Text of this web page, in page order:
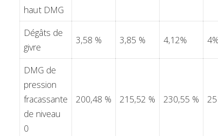
haut DMG
Dégâts de
givre
3,58 % 3,85 % 4,12%
DMG de
pression
fracassante
de niveau
0
200,48 % 215,52 % 230,55 %